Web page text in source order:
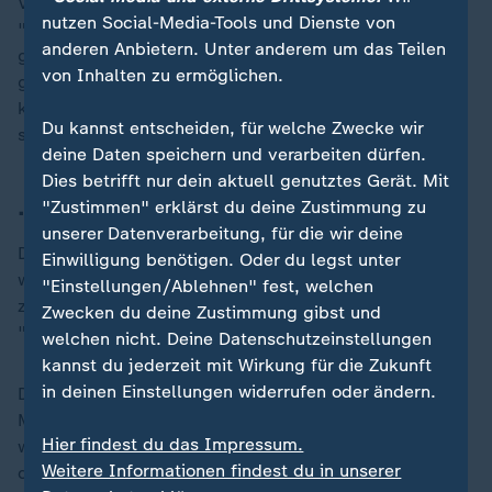
"sehr gut vorstellen, dass auch die etwas
gemäßigteren Teile in der israelischen Regierung mit
großer Unzufriedenheit reagieren" - und versuchen
könnten, diese Waffenruhe dann "doch wieder zu
stoppen".
... der aktuellen Situation der Hamas
Die Hamas sei "sehr stark geschwächt". Sie hat ihre
wichtigsten Anführer und tausende, vermutlich sogar
zehntausende Kämpfer verloren, erklärt Steinberg.
"Aber sie ist noch da - und sie kann sich noch halten."
Doch wenn die Hamas durch eine Waffenruhe die
Möglichkeit bekäme, die Kontrolle über Gaza
wiederherzustellen, "dann hat Israel aus meiner Sicht
diesen Konflikt verloren", so Steinberg.
nutzen Social-Media-Tools und Dienste von
anderen Anbietern. Unter anderem um das Teilen
von Inhalten zu ermöglichen.
Du kannst entscheiden, für welche Zwecke wir
deine Daten speichern und verarbeiten dürfen.
Dies betrifft nur dein aktuell genutztes Gerät. Mit
"Zustimmen" erklärst du deine Zustimmung zu
unserer Datenverarbeitung, für die wir deine
Einwilligung benötigen. Oder du legst unter
"Einstellungen/Ablehnen" fest, welchen
Zwecken du deine Zustimmung gibst und
welchen nicht. Deine Datenschutzeinstellungen
kannst du jederzeit mit Wirkung für die Zukunft
in deinen Einstellungen widerrufen oder ändern.
Hier findest du das Impressum.
Weitere Informationen findest du in unserer